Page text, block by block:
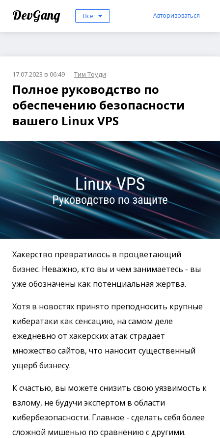
DevGang Все Авторизоваться
17.07.2023 в 06:49 Тим Тоуди
Полное руководство по
обеспечению безопасности
вашего Linux VPS
Хакерство превратилось в процветающий
бизнес. Неважно, кто вы и чем занимаетесь - вы
уже обозначены как потенциальная жертва.
Хотя в новостях принято преподносить крупные
кибератаки как сенсацию, на самом деле
ежедневно от хакерских атак страдает
множество сайтов, что наносит существенный
ущерб бизнесу.
К счастью, вы можете снизить свою уязвимость к
взлому, не будучи экспертом в области
кибербезопасности. Главное - сделать себя более
сложной мишенью по сравнению с другими.